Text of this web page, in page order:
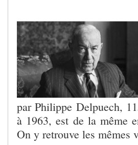
par Philippe Delpuech,
à 1963, est de la même
On y retrouve les mêmes